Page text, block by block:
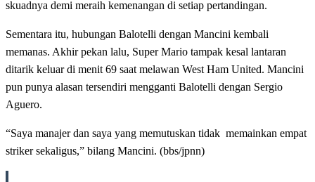
skuadnya demi meraih kemenangan di setiap pertandingan.
Sementara itu, hubungan Balotelli dengan Mancini kembali
memanas. Akhir pekan lalu, Super Mario tampak kesal lantaran
ditarik keluar di menit 69 saat melawan West Ham United. Mancini
pun punya alasan tersendiri mengganti Balotelli dengan Sergio
Aguero.
“Saya manajer dan saya yang memutuskan tidak memainkan empat
striker sekaligus,” bilang Mancini. (bbs/jpnn)